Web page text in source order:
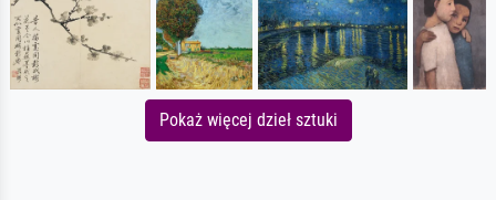
Pokaż więcej dzieł sztuki